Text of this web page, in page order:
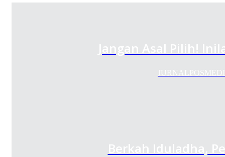
Jangan Asal Pilih!
Berkah Iduladha,